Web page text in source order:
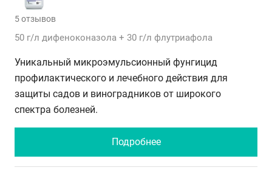
5 отзывов
50 г/л дифеноконазола + 30 г/л флутриафола
Уникальный микроэмульсионный фунгицид
профилактического и лечебного действия для
защиты садов и виноградников от широкого
спектра болезней.
Подробнее